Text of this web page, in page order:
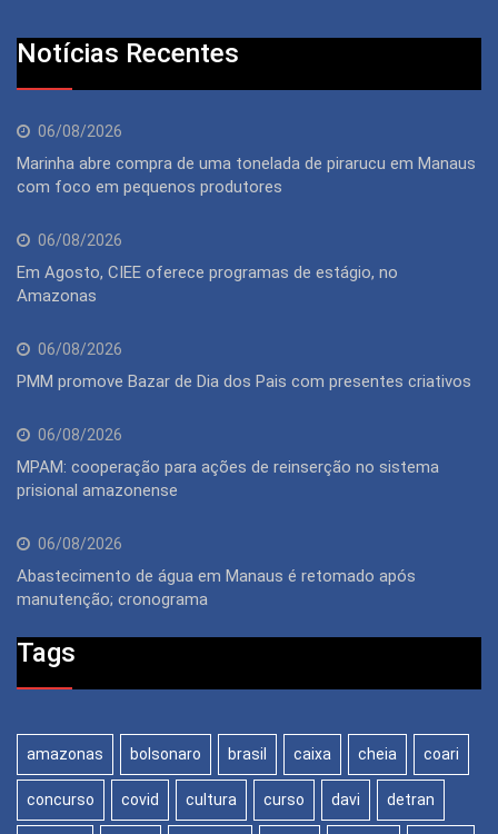
Notícias Recentes
06/08/2026
Marinha abre compra de uma tonelada de pirarucu em Manaus
com foco em pequenos produtores
06/08/2026
Em Agosto, CIEE oferece programas de estágio, no
Amazonas
06/08/2026
PMM promove Bazar de Dia dos Pais com presentes criativos
06/08/2026
MPAM: cooperação para ações de reinserção no sistema
prisional amazonense
06/08/2026
Abastecimento de água em Manaus é retomado após
manutenção; cronograma
Tags
amazonas bolsonaro brasil caixa cheia coari
concurso covid cultura curso davi detran